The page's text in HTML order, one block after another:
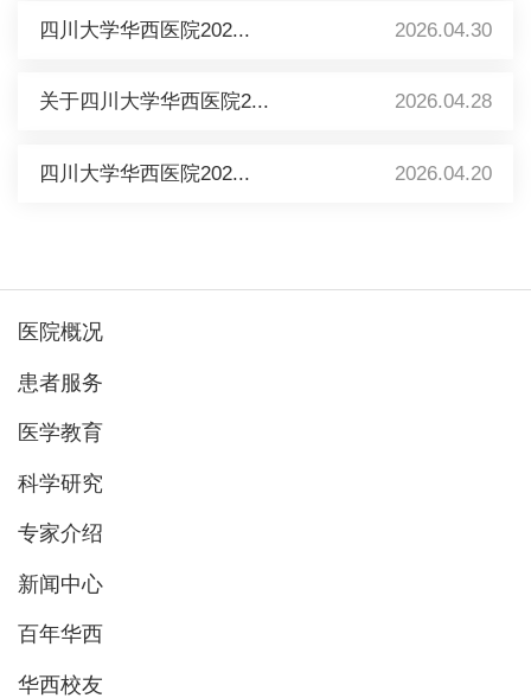
四川大学华西医院202... 2026.04.30
关于四川大学华西医院2... 2026.04.28
四川大学华西医院202... 2026.04.20
医院概况
患者服务
医学教育
科学研究
专家介绍
新闻中心
百年华西
华西校友